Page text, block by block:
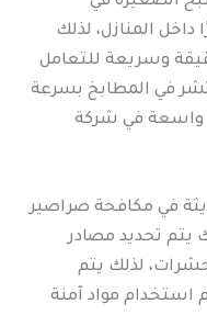
المنازل، لذلك
وسريعة للتعامل
في المطابخ بسرعة
واسعة في شركة
في مكافحة صراصير
يتم تحديد مصادر
لذلك يتم
استخدام مواد آمنة